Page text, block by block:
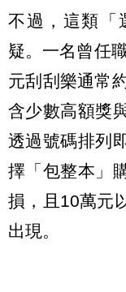
不過，這類「
疑。一名曾任
元刮刮樂通常
含少數高額獎
透過號碼排列
擇「包整本」
損，且10萬元
出現。